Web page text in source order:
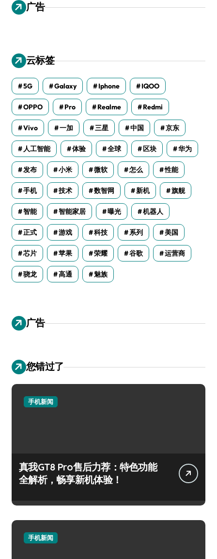
广告
云标签
5G Galaxy Iphone IQOO
OPPO Pro Realme Redmi
Vivo 一加 三星 中国 京东
人工智能 体验 全球 区块 华为
发布 小米 微软 怎么 性能
手机 技术 数智网 新机 旗舰
智能 智能家居 曝光 机器人
正式 游戏 科技 系列 美国
芯片 苹果 荣耀 谷歌 运营商
骁龙 高通 魅族
广告
您错过了
手机新闻
真我GT8 Pro售后力荐：特色功能
全解析，畅享新机体验！
手机新闻